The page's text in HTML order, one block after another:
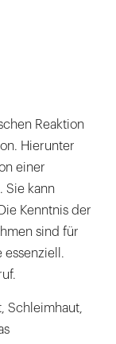
Reaktion
Hierunter
einer
Sie kann
Kenntnis der
sind für
Schleimhaut,